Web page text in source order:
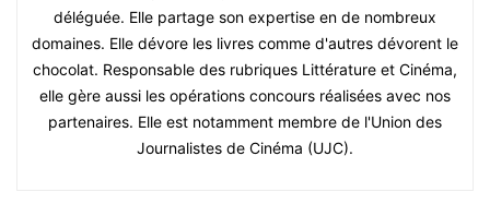
déléguée. Elle partage son expertise en de nombreux
domaines. Elle dévore les livres comme d'autres dévorent le
chocolat. Responsable des rubriques Littérature et Cinéma,
elle gère aussi les opérations concours réalisées avec nos
partenaires. Elle est notamment membre de l'Union des
Journalistes de Cinéma (UJC).